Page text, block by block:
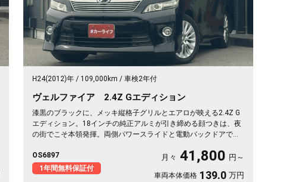
H24(2012)年 109,000km 車検2年付
ヴェルファイア 2.4Z Gエディション
漆黒のブラックに、メッキ縦格子グリルとエアロが映える2.4Z G
エディション。18インチの純正アルミが引き締める顔つきは、夜
の街でこそ本領発揮。両側パワースライドと電動バックドアで乗
で、仕事帰りの移動も一気にくつろぎ空間に変わります。フリッ
プダウンモニターで後席の時間も特別に。長く付き合える一台と
して《1年保証付》でお渡しします🚗✨💎💺😎
OS6897
1年間無料保証付
月々 41,800 円～
車両本体価格 139.0 万円